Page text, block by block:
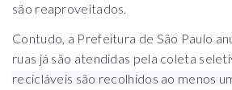
são reaproveitados.
Contudo, a Prefeitura de São Paulo
ruas já são atendidas pela coleta
recicláveis são recolhidos ao menos